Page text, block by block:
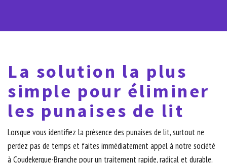
La solution la plus
simple pour éliminer
les punaises de lit
Lorsque vous identifiez la présence des punaises de lit, surtout ne
perdez pas de temps et faites immédiatement appel à notre société
à Coudekerque-Branche pour un traitement rapide, radical et durable.